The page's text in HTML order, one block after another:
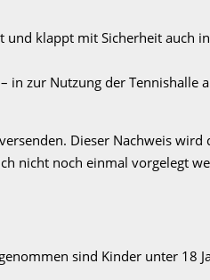
und klappt mit Sicherheit auch
zur Nutzung der Tennishalle
Dieser Nachweis
nicht noch einmal vorgelegt
sind Kinder unter 18